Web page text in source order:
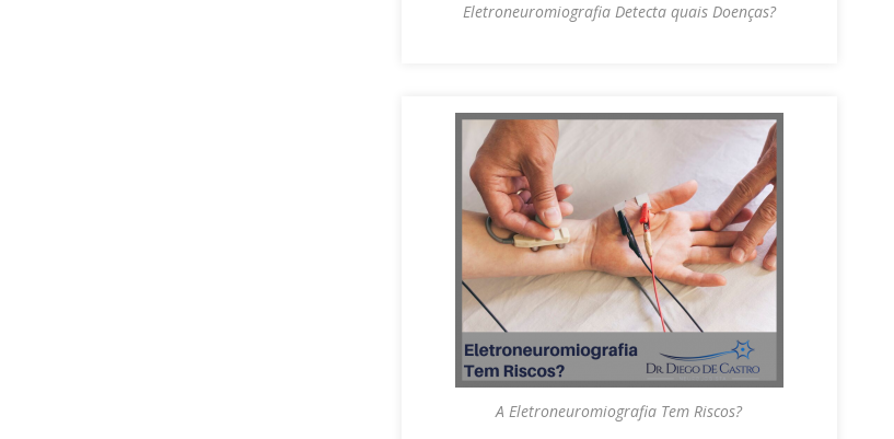
Eletroneuromiografia Detecta quais Doenças?
A Eletroneuromiografia Tem Riscos?